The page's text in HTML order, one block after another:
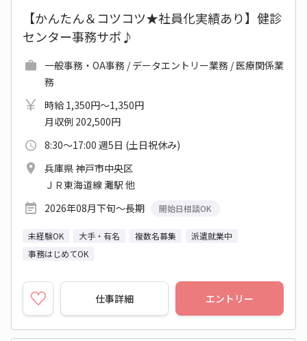
【かんたん＆コツコツ★社員化実績あり】健診
センター事務サポ♪
一般事務・OA事務 / データエントリー業務 / 医療関係業
務
時給 1,350円～1,350円
月収例 202,500円
8:30～17:00 週5日 (土日祝休み)
兵庫県 神戸市中央区
ＪＲ東海道線 灘駅 他
2026年08月下旬～長期
開始日相談OK
未経験OK 大手・有名 複数名募集
派遣就業中
事務はじめてOK
仕事詳細 エントリー